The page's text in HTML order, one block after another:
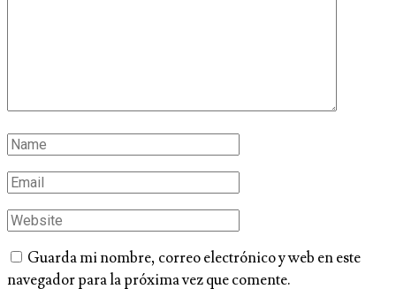
Guarda mi nombre, correo electrónico y web en este
navegador para la próxima vez que comente.